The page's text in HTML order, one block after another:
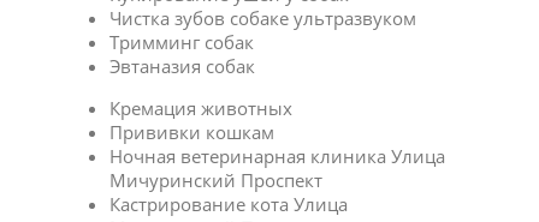
Чистка зубов собаке ультразвуком
Тримминг собак
Эвтаназия собак
Кремация животных
Прививки кошкам
Ночная ветеринарная клиника Улица
Мичуринский Проспект
Кастрирование кота Улица